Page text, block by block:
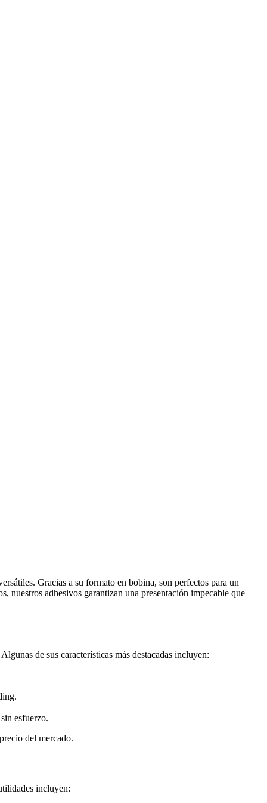
Gracias a su formato en bobina, son perfectos para un
nuestros adhesivos garantizan una presentación impecable que
de sus características más destacadas incluyen:
esfuerzo.
del mercado.
incluyen: